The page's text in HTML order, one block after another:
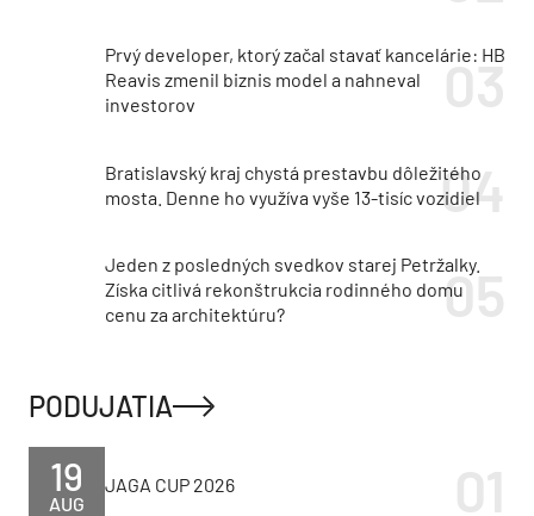
Prvý developer, ktorý začal stavať kancelárie: HB
Reavis zmenil biznis model a nahneval
investorov
Bratislavský kraj chystá prestavbu dôležitého
mosta. Denne ho využíva vyše 13-tisíc vozidiel
Jeden z posledných svedkov starej Petržalky.
Získa citlivá rekonštrukcia rodinného domu
cenu za architektúru?
PODUJATIA
AUG
19 JAGA CUP 2026